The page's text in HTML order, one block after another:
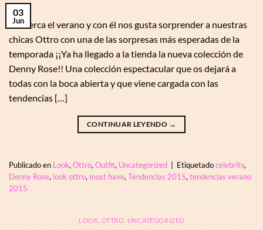
03
Jun
Se acerca el verano y con él nos gusta sorprender a nuestras
chicas Ottro con una de las sorpresas más esperadas de la
temporada ¡¡Ya ha llegado a la tienda la nueva colección de
Denny Rose!! Una colección espectacular que os dejará a
todas con la boca abierta y que viene cargada con las
tendencias […]
CONTINUAR LEYENDO →
Publicado en Look, Ottro, Outfit, Uncategorized Etiquetadocelebrity,
Denny Rose, look ottro, must have, Tendencias 2015, tendencias verano
2015
LOOK OTTRO UNCATEGORIZED